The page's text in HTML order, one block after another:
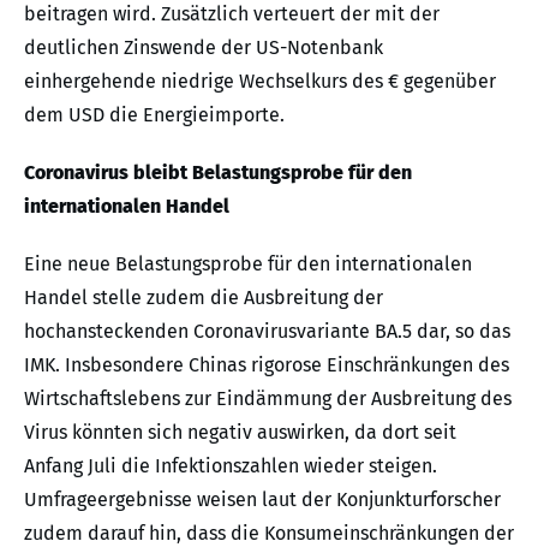
beitragen wird. Zusätzlich verteuert der mit der
deutlichen Zinswende der US-Notenbank
einhergehende niedrige Wechselkurs des € gegenüber
dem USD die Energieimporte.
Coronavirus bleibt Belastungsprobe für den
internationalen Handel
Eine neue Belastungsprobe für den internationalen
Handel stelle zudem die Ausbreitung der
hochansteckenden Coronavirusvariante BA.5 dar, so das
IMK. Insbesondere Chinas rigorose Einschränkungen des
Wirtschaftslebens zur Eindämmung der Ausbreitung des
Virus könnten sich negativ auswirken, da dort seit
Anfang Juli die Infektionszahlen wieder steigen.
Umfrageergebnisse weisen laut der Konjunkturforscher
zudem darauf hin, dass die Konsumeinschränkungen der